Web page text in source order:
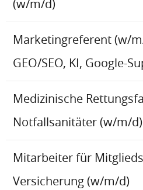
(w/m/d)
Marketingreferent (w/
GEO/SEO, KI, Google-
Medizinische
Notfallsanitäter (w/m/d)
Mitarbeiter für
Versicherung (w/m/d)